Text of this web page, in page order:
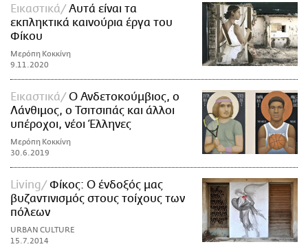
Εικαστικά
Αυτά είναι τα
εκπληκτικά καινούρια έργα του
Φίκου
Μερόπη Κοκκίνη
9.11.2020
Εικαστικά
O Ανδετοκούμβιος, o
Λάνθιμος, ο Τσιτσιπάς και άλλοι
υπέροχοι, νέοι Έλληνες
Μερόπη Κοκκίνη
30.6.2019
Living
Φίκος: Ο ένδοξός μας
βυζαντινισμός στους τοίχους των
πόλεων
URBAN CULTURE
15.7.2014